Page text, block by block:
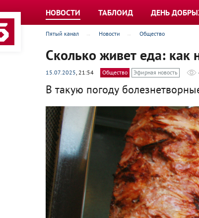
НОВОСТИ ТАБЛОИД ДЕНЬ
Пятый канал Новости Общество
Сколько живет еда:
15.07.2025, 21:54 Общество Эфирная новость
В такую погоду